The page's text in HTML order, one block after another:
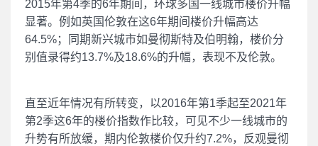
2015年第4季的6年期间，环球多国一线城市楼价升幅
显著。例如英国伦敦在这6年期间楼价升幅高达
64.5%；同期新兴城市如曼彻斯特及伯明翰，楼价分
别值录得约13.7%及18.6%的升幅，表现不及伦敦。
直至近年情况有所转变，以2016年第1季起至2021年
第2季这6年的楼价指数作比较，可见不少一线城市的
升势有所放缓，期内伦敦楼价仅升约7.2%，反观曼彻